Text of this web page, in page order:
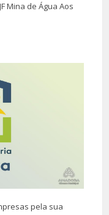
Mina de Água Aos
pela sua